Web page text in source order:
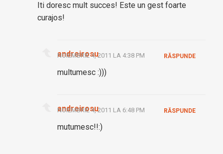
Iti doresc mult succes! Este un gest foarte
curajos!
andreirosu
NOIEMBRIE 4, 2011 LA 4:38 PM
multumesc :)))
RĂSPUNDE
andreirosu
NOIEMBRIE 4, 2011 LA 6:48 PM
mutumesc!!:)
RĂSPUNDE